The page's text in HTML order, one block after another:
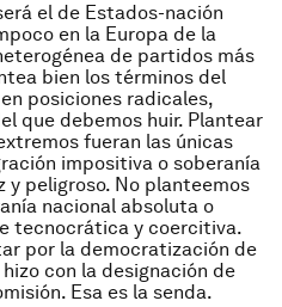
el de Estados-nación
en la Europa de la
de partidos más
bien los términos del
posiciones radicales,
que debemos huir. Plantear
fueran las únicas
impositiva o soberanía
y peligroso. No planteemos
nacional absoluta o
tecnocrática y coercitiva.
por la democratización de
con la designación de
Esa es la senda.